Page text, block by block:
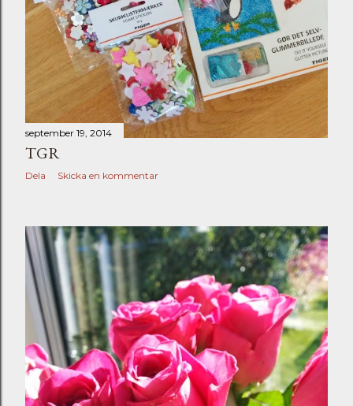
september 19, 2014
TGR
Dela Skicka en kommentar